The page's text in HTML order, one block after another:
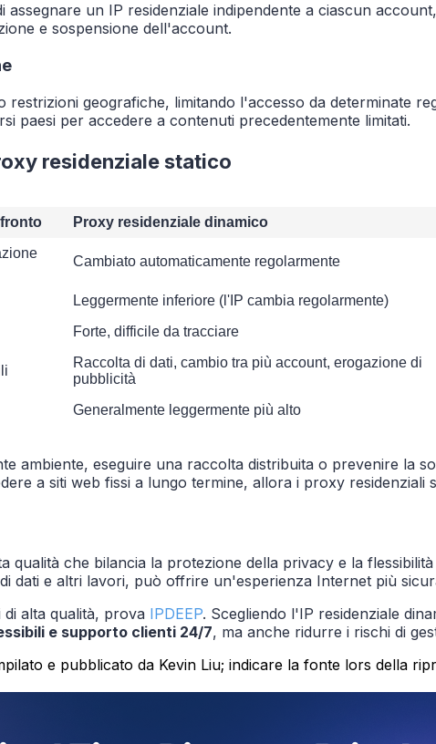
un IP residenziale indipendente a ciascun
e sospensione dell'account.
geografiche, limitando l'accesso da determinate
paesi per accedere a contenuti precedentemente limitati.
residenziale statico
Proxy residenziale dinamico
Cambiato automaticamente regolarmente
Leggermente inferiore (l'IP cambia regolarmente)
Forte, difficile da tracciare
Raccolta di dati, cambio tra più account, erogazione di
pubblicità
Generalmente leggermente più alto
ambiente, eseguire una raccolta distribuita o prevenire la
a siti web fissi a lungo termine, allora i proxy
qualità che bilancia la protezione della privacy e la
dati e altri lavori, può offrire un'esperienza Internet più
alta qualità, prova IPDEEP. Scegliendo l'IP residenziale
e supporto clienti 24/7, ma anche ridurre i rischi di
e pubblicato da Kevin Liu; indicare la fonte lors della